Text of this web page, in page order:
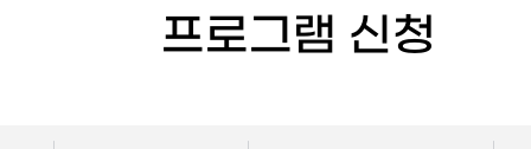
프로그램 신청